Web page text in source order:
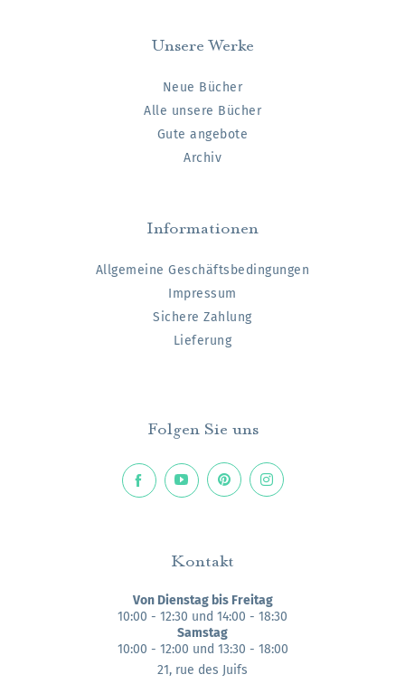
Unsere Werke
Neue Bücher
Alle unsere Bücher
Gute angebote
Archiv
Informationen
Allgemeine Geschäftsbedingungen
Impressum
Sichere Zahlung
Lieferung
Folgen Sie uns
Kontakt
Von Dienstag bis Freitag
10:00 - 12:30 und 14:00 - 18:30
Samstag
10:00 - 12:00 und 13:30 - 18:00
21, rue des Juifs